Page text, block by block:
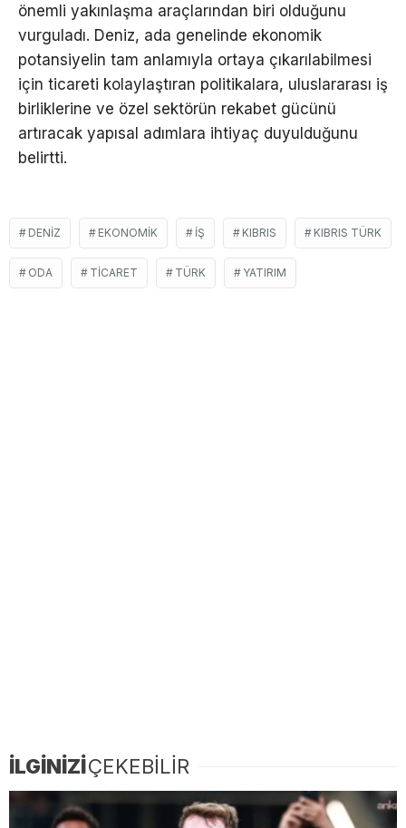
önemli yakınlaşma araçlarından biri olduğunu
vurguladı. Deniz, ada genelinde ekonomik
potansiyelin tam anlamıyla ortaya çıkarılabilmesi
için ticareti kolaylaştıran politikalara, uluslararası iş
birliklerine ve özel sektörün rekabet gücünü
artıracak yapısal adımlara ihtiyaç duyulduğunu
belirtti.
DENIZ EKONOMIK IŞ KIBRIS KIBRIS TÜRK
ODA TICARET TÜRK YATIRIM
İLGİNİZİÇEKEBİLİR